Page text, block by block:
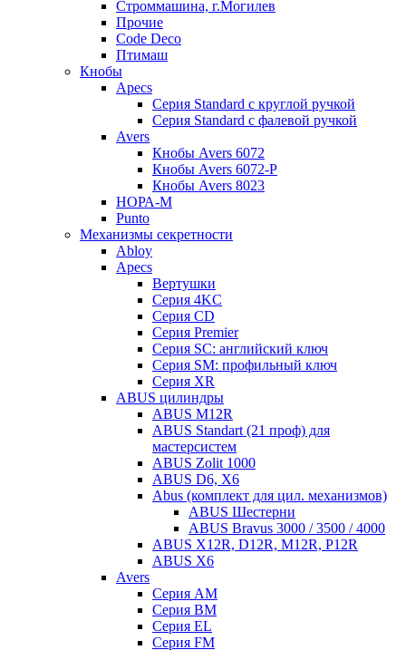
Строммашина, г.Могилев
Прочие
Code Deco
Птимаш
Кнобы
Apecs
Серия Standard с круглой ручкой
Серия Standard с фалевой ручкой
Avers
Кнобы Avers 6072
Кнобы Avers 6072-P
Кнобы Avers 8023
НОРА-М
Punto
Механизмы секретности
Abloy
Apecs
Вертушки
Серия 4KC
Серия CD
Серия Premier
Серия SC: английский ключ
Серия SM: профильный ключ
Серия XR
ABUS цилиндры
ABUS M12R
ABUS Standart (21 проф) для
мастерсистем
ABUS Zolit 1000
ABUS D6, X6
Abus (комплект для цил. механизмов)
ABUS Шестерни
ABUS Bravus 3000 / 3500 / 4000
ABUS X12R, D12R, M12R, P12R
ABUS X6
Avers
Серия AM
Серия BM
Серия EL
Серия FM